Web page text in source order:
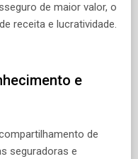
de maior valor, o
receita e lucratividade.
e
de
seguradoras e